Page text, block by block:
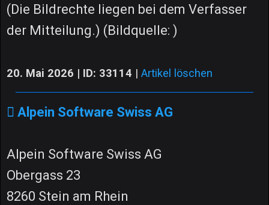
(Die Bildrechte liegen bei dem Verfasser
der Mitteilung.) (Bildquelle: )
20. Mai 2026 | ID: 33114 | Artikel löschen
Alpein Software Swiss AG
Alpein Software Swiss AG
Obergass 23
8260 Stein am Rhein